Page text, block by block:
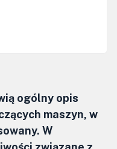
ogólny opis
maszyn, w
W